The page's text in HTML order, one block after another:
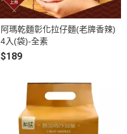
阿瑪乾麵彰化拉仔麵(老牌香辣)
4入(袋)-全素
$189